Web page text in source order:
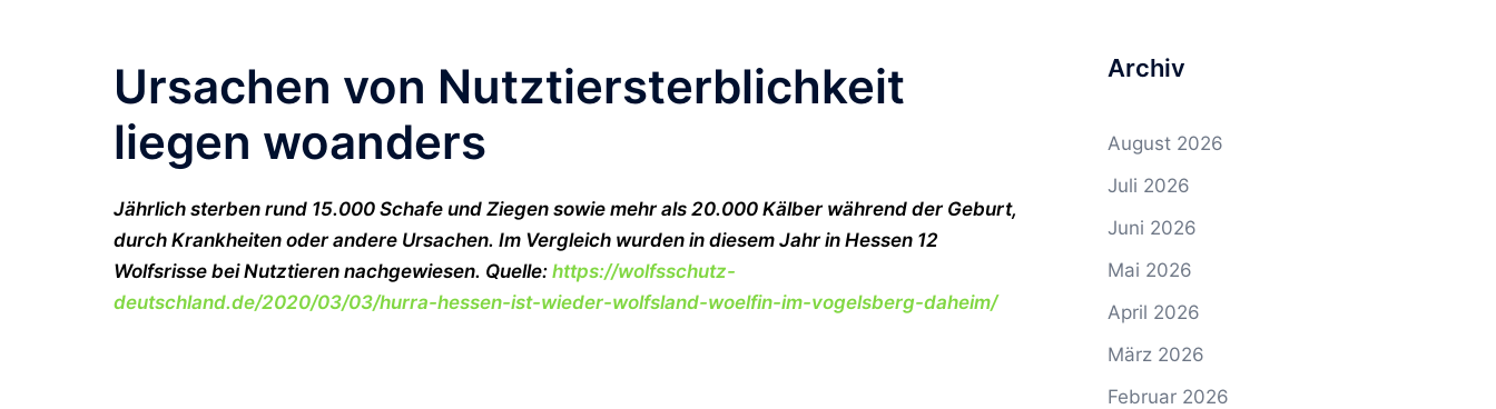
Ursachen von Nutztiersterblichkeit
liegen woanders
Jährlich sterben rund 15.000 Schafe und Ziegen sowie mehr als 20.000 Kälber während der Geburt,
durch Krankheiten oder andere Ursachen. Im Vergleich wurden in diesem Jahr in Hessen 12
Wolfsrisse bei Nutztieren nachgewiesen. Quelle: https://wolfsschutz-
deutschland.de/2020/03/03/hurra-hessen-ist-wieder-wolfsland-woelfin-im-vogelsberg-daheim/
Archiv
August 2026
Juli 2026
Juni 2026
Mai 2026
April 2026
März 2026
Februar 2026